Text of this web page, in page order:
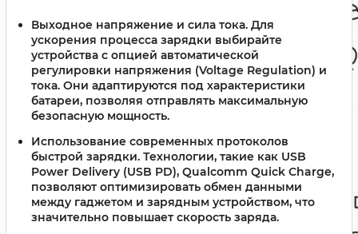
Выходное напряжение и сила тока. Для
ускорения процесса зарядки выбирайте
устройства с опцией автоматической
регулировки напряжения (Voltage Regulation) и
тока. Они адаптируются под характеристики
батареи, позволяя отправлять максимальную
безопасную мощность.
Использование современных протоколов
быстрой зарядки. Технологии, такие как USB
Power Delivery (USB PD), Qualcomm Quick Charge,
позволяют оптимизировать обмен данными
между гаджетом и зарядным устройством, что
значительно повышает скорость заряда.